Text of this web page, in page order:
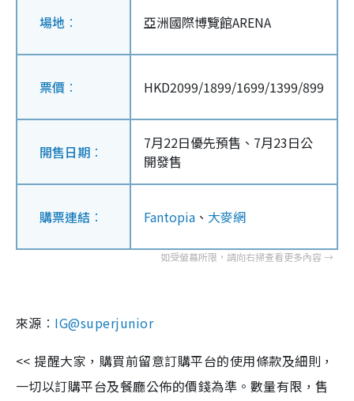
場地︰ 亞洲國際博覽館ARENA
票價︰ HKD2099/1899/1699/1399/899
開售日期︰ 7月22日優先預售、 7月23日公
開發售
購票連結︰ Fantopia 、 大麥網
來源 ︰ IG@superjunior
<< 提醒大家，購買前留意訂購平台的使用條款及細則，
一切以訂購平台及餐廳公佈的價錢為準。數量有限，售